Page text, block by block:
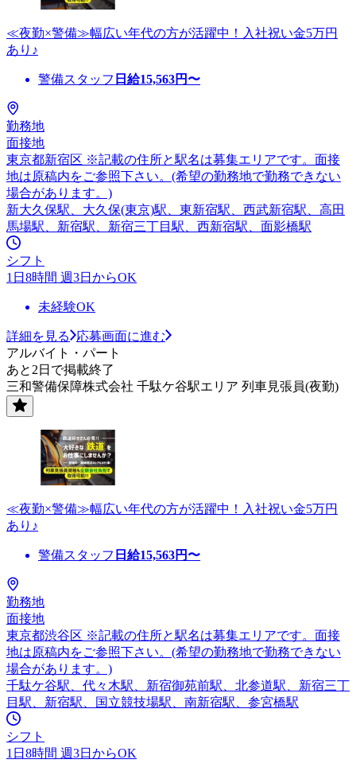
≪夜勤×警備≫幅広い年代の方が活躍中！入社祝い金5万円
あり♪
警備スタッフ 日給15,563円〜
勤務地
面接地
東京都新宿区 ※記載の住所と駅名は募集エリアです。面接
地は原稿内をご参照下さい。(希望の勤務地で勤務できない
場合があります。)
新大久保駅、大久保(東京)駅、東新宿駅、西武新宿駅、高田
馬場駅、新宿駅、新宿三丁目駅、西新宿駅、面影橋駅
シフト
1日8時間 週3日からOK
未経験OK
詳細を見る
応募画面に進む
アルバイト・パート
あと2日で掲載終了
三和警備保障株式会社 千駄ケ谷駅エリア 列車見張員(夜勤)
≪夜勤×警備≫幅広い年代の方が活躍中！入社祝い金5万円
あり♪
警備スタッフ 日給15,563円〜
勤務地
面接地
東京都渋谷区 ※記載の住所と駅名は募集エリアです。面接
地は原稿内をご参照下さい。(希望の勤務地で勤務できない
場合があります。)
千駄ケ谷駅、代々木駅、新宿御苑前駅、北参道駅、新宿三丁
目駅、新宿駅、国立競技場駅、南新宿駅、参宮橋駅
シフト
1日8時間 週3日からOK